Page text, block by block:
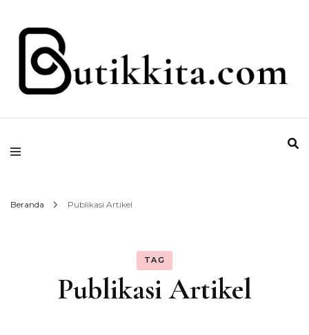
butikkita.com
Beranda Publikasi Artikel
TAG
Publikasi Artikel